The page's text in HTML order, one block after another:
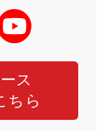
ス
ちら